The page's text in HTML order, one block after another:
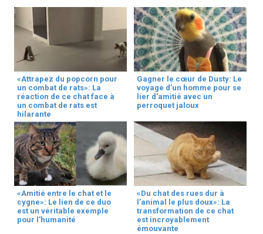
«Attrapez du popcorn pour
un combat de rats»: La
réaction de ce chat face à
un combat de rats est
hilarante
Gagner le cœur de Dusty: Le
voyage d’un homme pour se
lier d’amitié avec un
perroquet jaloux
«Amitié entre le chat et le
cygne»: Le lien de ce duo
est un véritable exemple
pour l’humanité
«Du chat des rues dur à
l’animal le plus doux»: La
transformation de ce chat
est incroyablement
émouvante